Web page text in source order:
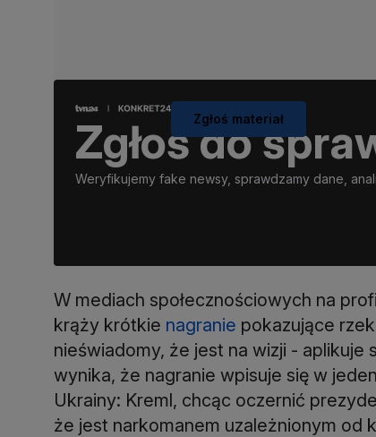
Zgłoś do
Weryfikujemy fake newsy, sprawdzamy dane,
Zgłoś materiał
W mediach społecznościowych na
krąży krótkie nagranie pokazujące
nieświadomy, że jest na wizji -
wynika, że nagranie wpisuje się w
Ukrainy: Kreml, chcąc oczernić
że jest narkomanem uzależnionym od